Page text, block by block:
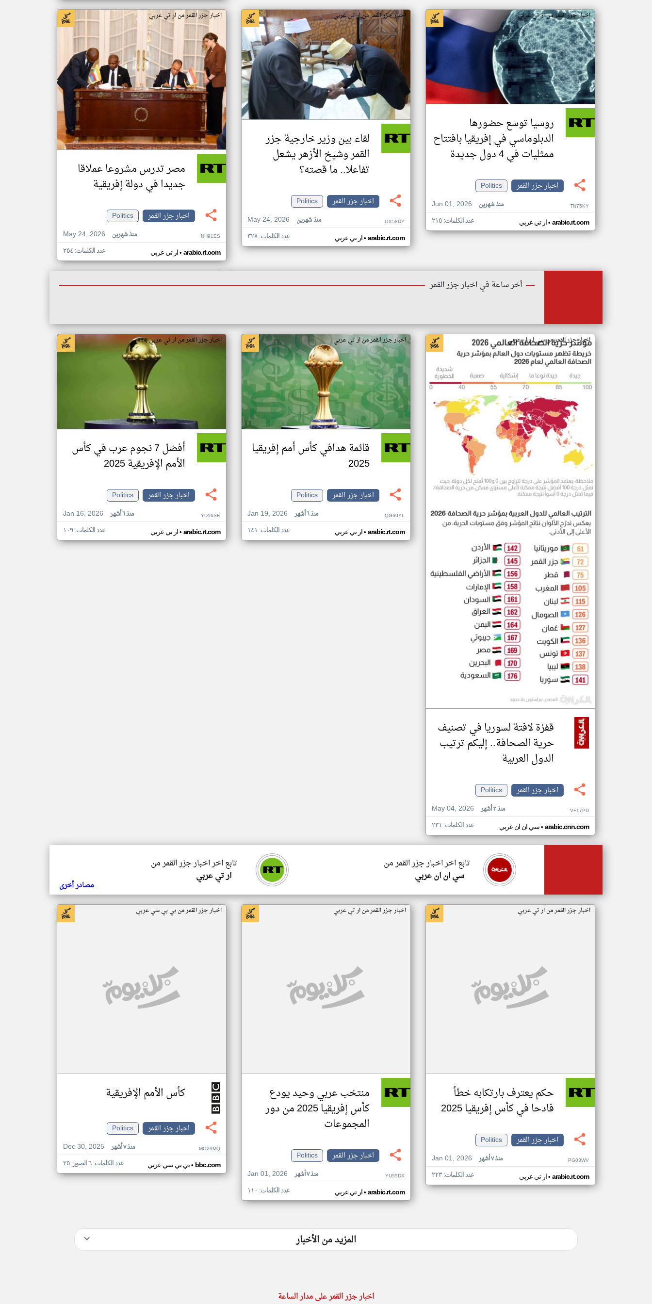
اخبار جزر القمر من ار تي عربي
روسيا توسع حضورها
الدبلوماسي في إفريقيا بافتتاح
ممثليات في 4 دول جديدة
اخبار جزر القمر
Politics
Jun 01, 2026
منذ شهرين TN75KY
ار تي عربي• arabic.rt.com عدد الكلمات: ٢١٥
اخبار جزر القمر من ار تي عربي
لقاء بين وزير خارجية جزر
القمر وشيخ الأزهر يشعل
تفاعلا.. ما قصته؟
اخبار جزر القمر
Politics
May 24, 2026
منذ شهرين OX58UY
ار تي عربي• arabic.rt.com عدد الكلمات: ٣٢٨
اخبار جزر القمر من ار تي عربي
مصر تدرس مشروعا عملاقا
جديدا في دولة إفريقية
اخبار جزر القمر
Politics
May 24, 2026
منذ شهرين NH91ES
ار تي عربي• arabic.rt.com عدد الكلمات: ٢٥٤
أخر ساعة في اخبار جزر القمر
اخبار جزر القمر من سي ان ان عربي
قفزة لافتة لسوريا في تصنيف
حرية الصحافة.. إليكم ترتيب
الدول العربية
اخبار جزر القمر
Politics
May 04, 2026
منذ ٣ أشهر VF17PD
سي ان ان عربي• arabic.cnn.com عدد الكلمات: ٢٣١
اخبار جزر القمر من ار تي عربي
قائمة هدافي كأس أمم إفريقيا
2025
اخبار جزر القمر
Politics
Jan 19, 2026
منذ ٦ أشهر QG60YL
ار تي عربي• arabic.rt.com عدد الكلمات: ١٤١
اخبار جزر القمر من ار تي عربي
أفضل 7 نجوم عرب في كأس
الأمم الإفريقية 2025
اخبار جزر القمر
Politics
Jan 16, 2026
منذ ٦ أشهر YD16SE
ار تي عربي• arabic.rt.com عدد الكلمات: ١٠٩
تابع اخر اخبار جزر القمر من
ار تي عربي
تابع اخر اخبار جزر القمر من
سي ان ان عربي
مصادر أخرى
اخبار جزر القمر من ار تي عربي
حكم يعترف بارتكابه خطأ
فادحا في كأس إفريقيا 2025
اخبار جزر القمر
Politics
Jan 01, 2026
منذ ٧ أشهر PG03WV
ار تي عربي• arabic.rt.com عدد الكلمات: ٢٢٣
اخبار جزر القمر من ار تي عربي
منتخب عربي وحيد يودع
كأس إفريقيا 2025 من دور
المجموعات
اخبار جزر القمر
Politics
Jan 01, 2026
منذ ٧ أشهر YU55DX
ار تي عربي• arabic.rt.com عدد الكلمات: ١١٠
اخبار جزر القمر من بي بي سي عربي
كأس الأمم الإفريقية
اخبار جزر القمر
Politics
Dec 30, 2025
منذ ٧ أشهر MO29MQ
بي بي سي عربي• bbc.com عدد الكلمات: ٦ الصور: ٢٥
المزيد من الأخبار
اخبار جزر القمر على مدار الساعة